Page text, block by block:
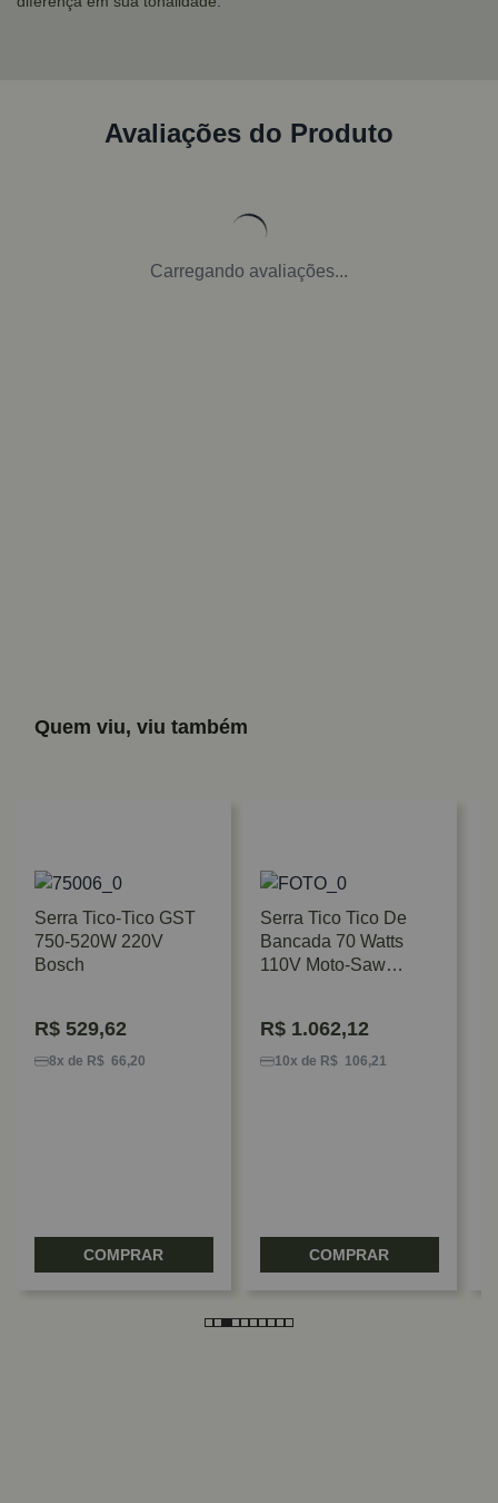
Avaliações do Produto
Carregando avaliações...
Quem viu, viu também
Serra Tico-Tico GST
750-520W 220V
Bosch
R$ 529,62
8x de R$ 66,20
COMPRAR
Serra Tico Tico De
Bancada 70 Watts
110V Moto-Saw
R$ 1.062,12
10x de R$ 106,21
COMPRAR